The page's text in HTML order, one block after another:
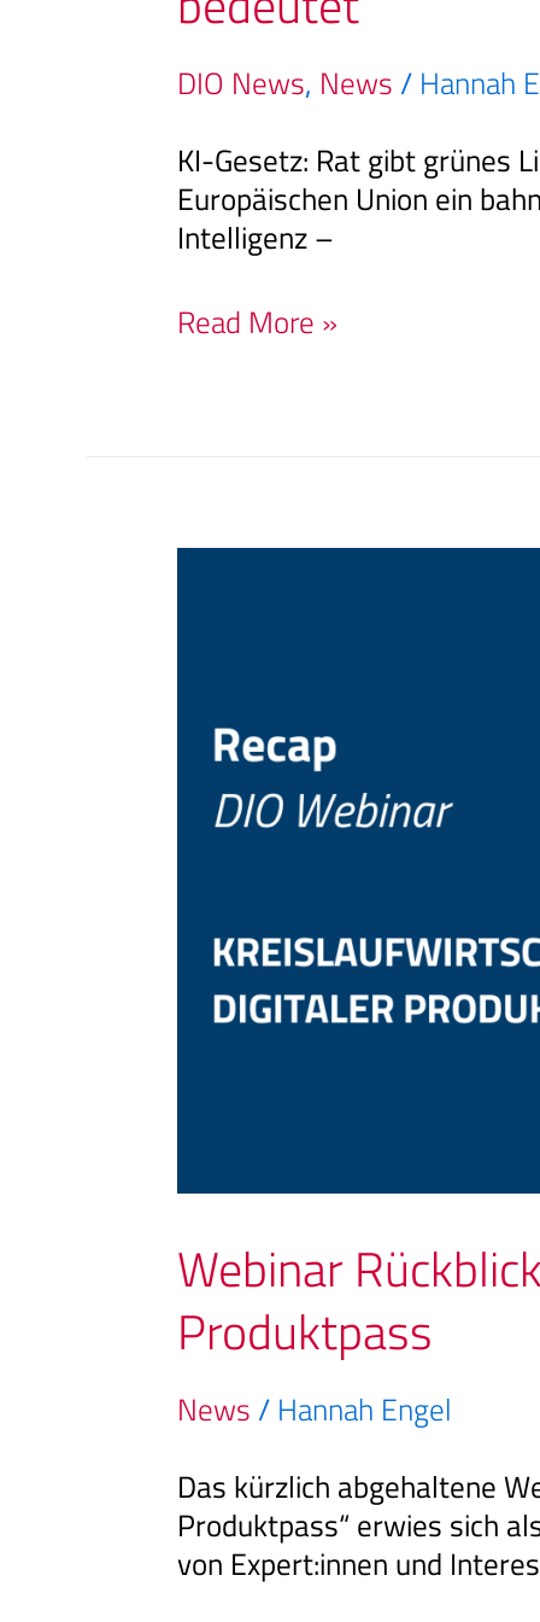
DIO News, News / Hannah
KI-Gesetz: Rat gibt grünes
Europäischen Union ein
Intelligenz –
Read More »
Webinar
Produktpass
News / Hannah Engel
Das kürzlich abgehaltene
Produktpass“ erwies sich
von Expert:innen und
Digitaler
Produktpass